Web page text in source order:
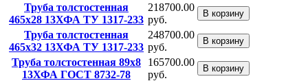
Труба толстостенная
465x28 13ХФА ТУ 1317-233
218700.00
руб.
В корзину
Труба толстостенная
465x32 13ХФА ТУ 1317-233
248700.00
руб.
В корзину
Труба толстостенная 89x8
13ХФА ГОСТ 8732-78
165700.00
руб.
В корзину